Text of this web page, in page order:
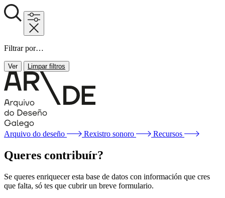
Filtrar por…
Ver Limpar filtros
Arquivo do deseño Rexistro sonoro Recursos
Queres contribuír?
Se queres enriquecer esta base de datos con información que cres
que falta, só tes que cubrir un breve formulario.